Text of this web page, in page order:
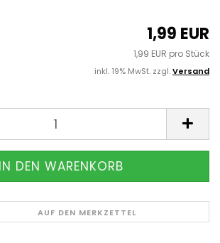
1,99 EUR
1,99 EUR pro Stück
inkl. 19% MwSt. zzgl.Versand
AUF DEN MERKZETTEL